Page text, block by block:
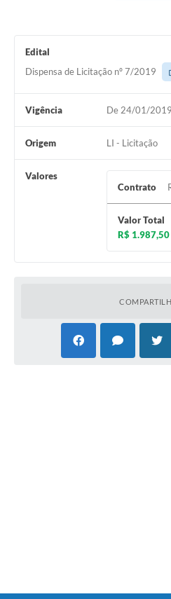
Edital
Dispensa de Licitação nº 7/2019
Vigência De 24/01/
Origem LI - Licitação
Valores
Contrato
Valor Total
R$ 1.987,50